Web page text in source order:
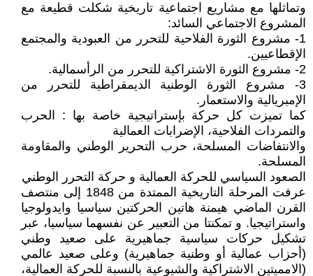
وتماثلها مع مشاريع اجتماعية تاريخية شكلت قطيعة مع
المشروع الاجتماعي السائد:
1- مشروع الثورة الفلاحية للتحرر من العبودية والمجتمع
الإقطاعيين.
2- مشروع الثورة الاشتراكية للتحرر من الرأسمالية.
3- مشروع الثورة الوطنية الديمقراطية للتحرر من
الإمبريالية والاستعمار.
كما تميزت كل حركة بإستراتيجية خاصة بها : الحرب
والتمردات الفلاحية، الإضرابات العمالية
والانتفاضات المسلحة، حرب التحرير الوطني والمقاومة
المسلحة.
الصعود السياسي للحركة العمالية و حركة التحرر الوطني
عرفت المرحلة التاريخية الممتدة من 1848 إلى منتصف
القرن الماضي هيمنة هاتين الحركتين سياسيا وايدولوجيا
واستراتيجيا. و تمكنتا من التعبير عن نفسهما سياسيا، عبر
تشكيل حركات سياسية جماهيرية على صعيد وطني
(أحزاب عمالية أو وطنية جماهيرية) وعلى صعيد عالمي
(الامميتين الاشتراكية والشيوعية بالنسبة للحركة العمالية،